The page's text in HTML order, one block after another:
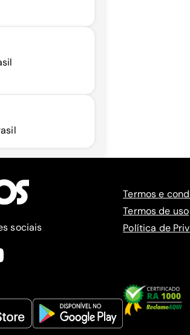
sociais
Termos e
Termos de uso
Política de